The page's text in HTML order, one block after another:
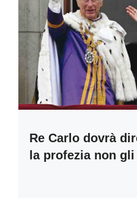
Re Carlo dovrà
la profezia non